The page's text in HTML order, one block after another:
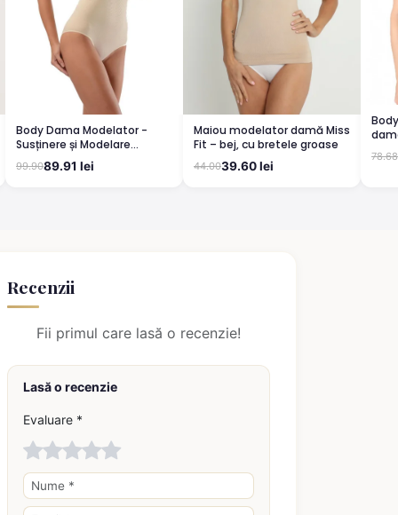
Body Dama Modelator -
Susținere și Modelare
Discretă, Bej
99.9089.91 lei
Maiou modelator damă Miss
Fit – bej, cu bretele groase
44.0039.60 lei
78.68
Recenzii
Fii primul care lasă o recenzie!
Lasă o recenzie
Evaluare *